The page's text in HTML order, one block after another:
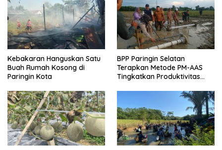
Kebakaran Hanguskan Satu
Buah Rumah Kosong di
Paringin Kota
BPP Paringin Selatan
Terapkan Metode PM-AAS
Tingkatkan Produktivitas